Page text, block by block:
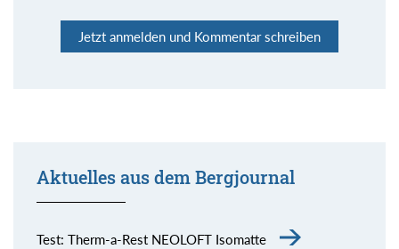
Jetzt anmelden und Kommentar schreiben
Aktuelles aus dem Bergjournal
Test: Therm-a-Rest NEOLOFT Isomatte